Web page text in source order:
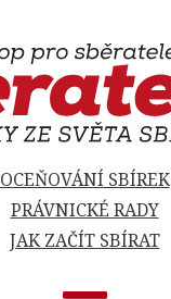
OCEŇOVÁNÍ SBÍREK
PRÁVNICKÉ RADY
JAK ZAČÍT SBÍRAT